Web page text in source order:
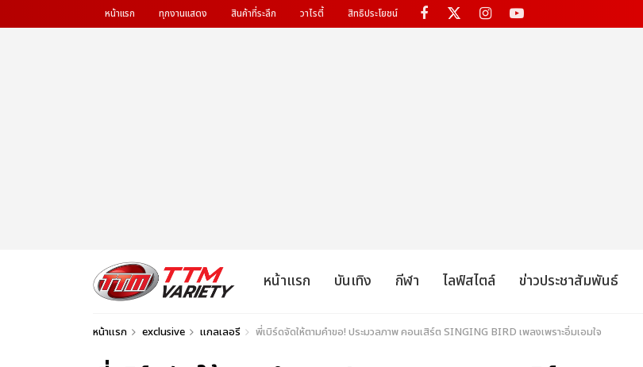
หน้าแรก ทุกงานแสดง สินค้าที่ระลึก วาไรตี้ สิทธิประโยชน์
หน้าแรก บันเทิง กีฬา ไลฟ์สไตล์ ข่าวประชาสัมพันธ์
หน้าแรก exclusive แกลเลอรี พี่เบิร์ดจัดให้ตามคำขอ! ประมวลภาพ คอนเสิร์ต SINGING BIRD เพลงเพราะอิ่มเอมใจ